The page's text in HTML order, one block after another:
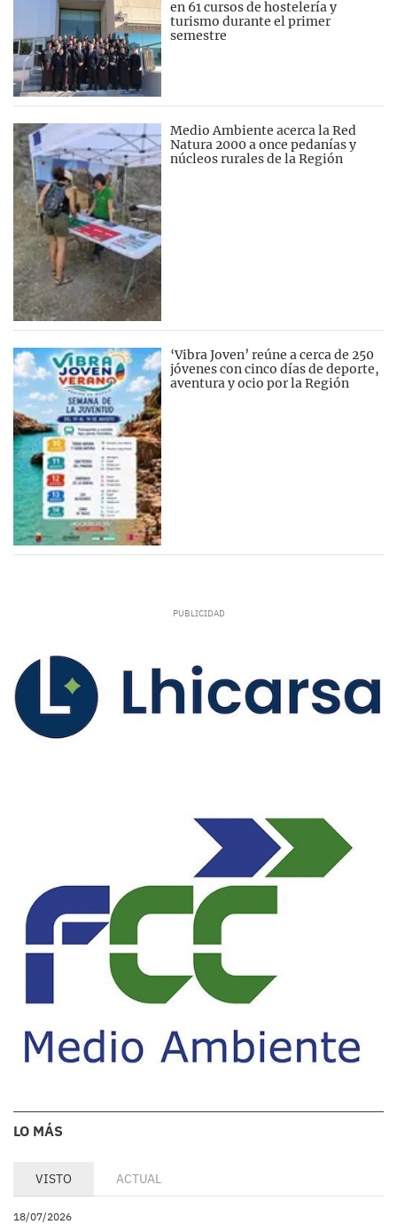
en 61 cursos de hostelería y
turismo durante el primer
semestre
Medio Ambiente acerca la Red
Natura 2000 a once pedanías y
núcleos rurales de la Región
‘Vibra Joven’ reúne a cerca de 250
jóvenes con cinco días de deporte,
aventura y ocio por la Región
LO MÁS
VISTO ACTUAL
18/07/2026